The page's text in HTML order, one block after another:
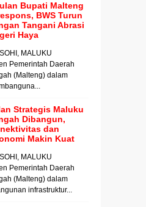
Bupati Malteng
BWS Turun
Tangani Abrasi
Haya
MALUKU
Pemerintah Daerah
(Malteng) dalam
Strategis Maluku
Dibangun,
dan
Makin Kuat
MALUKU
Pemerintah Daerah
(Malteng) dalam
infrastruktur...